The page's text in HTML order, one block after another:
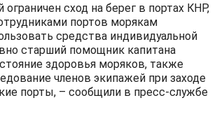
сход на берег в портах КНР,
портов морякам
средства индивидуальной
старший помощник капитана
здоровья моряков, также
членов экипажей при заходе
порты, – сообщили в пресс-службе